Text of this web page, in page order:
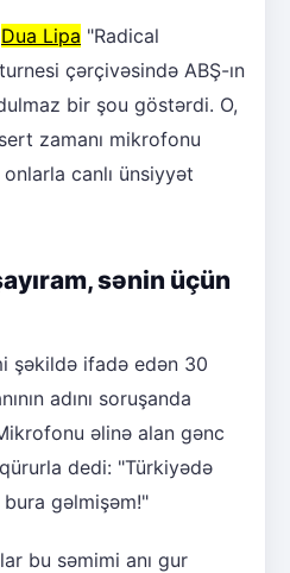
Dua Lipa "Radical
çərçivəsində ABŞ-ın
bir şou göstərdi. O,
zamanı mikrofonu
canlı ünsiyyət
sənin üçün
şəkildə ifadə edən 30
adını soruşanda
əlinə alan gənc
dedi: "Türkiyədə
bura gəlmişəm!"
bu səmimi anı gur